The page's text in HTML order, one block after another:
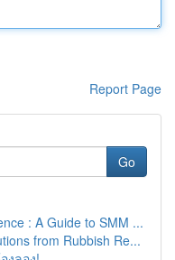
Report Page
Go
: A Guide to SMM ...
from Rubbish Re...